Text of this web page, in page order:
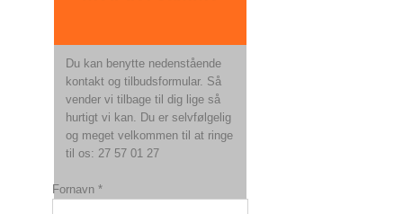
Du kan benytte nedenstående
kontakt og tilbudsformular. Så
vender vi tilbage til dig lige så
hurtigt vi kan. Du er selvfølgelig
og meget velkommen til at ringe
til os: 27 57 01 27
Fornavn *